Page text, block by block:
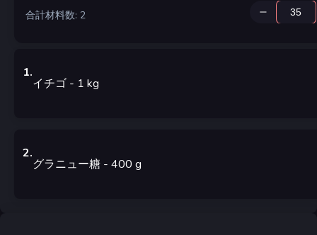
合計材料数: 2
1.
イチゴ - 1 kg
2.
グラニュー糖 - 400 g